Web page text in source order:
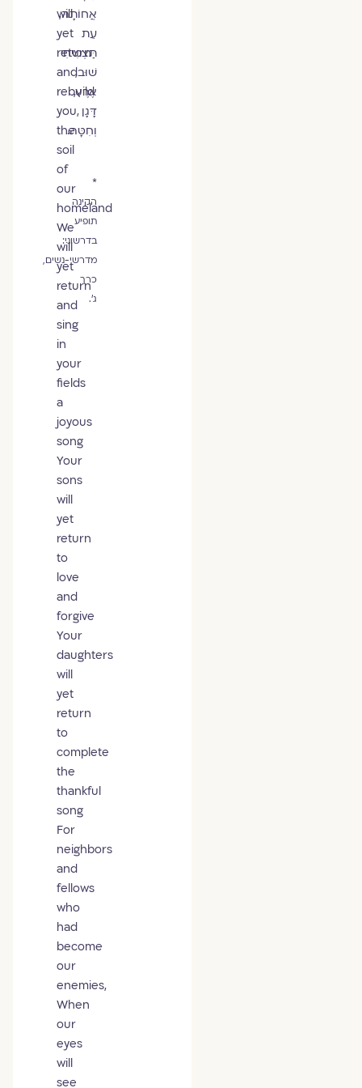
אֲחוֹתָהּ,
עֵת
תַּצְמִיחִי
שׁוּב,
אֶרֶץ,
דָּגָן
וְחִטָּה.
הקינה
תופיע
בדרשוני:
מדרשי-נשים,
כרך
will
yet
return
and
rebuild
you,
the
soil
of
our
homeland
We
will
yet
return
and
sing
in
your
fields
joyous
song
Your
sons
will
yet
return
to
love
and
forgive
Your
daughters
will
yet
return
to
complete
the
thankful
song
For
neighbors
and
fellows
who
had
become
our
enemies,
When
our
eyes
will
see